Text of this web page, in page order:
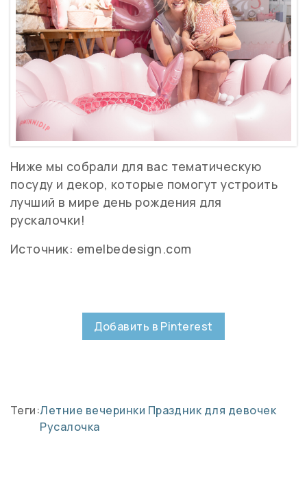
Ниже мы собрали для вас тематическую
посуду и декор, которые помогут устроить
лучший в мире день рождения для
рускалочки!
Источник: emelbedesign.com
Добавить в Pinterest
Теги:Летние вечеринки Праздник для девочек
Русалочка